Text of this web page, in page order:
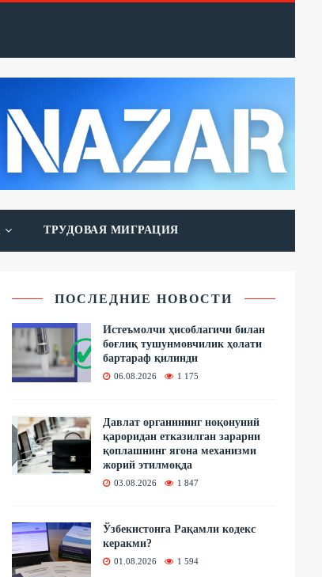
ТРУДОВАЯ МИГРАЦИЯ
ПОСЛЕДНИЕ НОВОСТИ
Истеъмолчи ҳисоблагичи билан
боғлиқ тушунмовчилик ҳолати
бартараф қилинди
06.08.2026 1 175
Давлат органининг ноқонуний
қароридан етказилган зарарни
қоплашнинг ягона механизми
жорий этилмоқда
03.08.2026 1 847
Ўзбекистонга Рақамли кодекс
керакми?
01.08.2026 1 594